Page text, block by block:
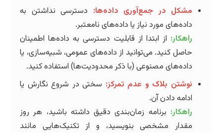
مشکل در جمع‌آوری داده‌ها: دسترسی نداشتن به
داده‌های مورد نیاز یا داده‌های نامعتبر.
راهکار: از ابتدا از قابلیت دسترسی به داده‌ها اطمینان
حاصل کنید. می‌توانید از داده‌های عمومی، شبیه‌سازی، یا
داده‌های مصنوعی (با ذکر محدودیت‌ها) استفاده کنید.
نوشتن بلاک و عدم تمرکز: سختی در شروع نگارش یا
ادامه دادن آن.
راهکار: برنامه زمان‌بندی دقیق داشته باشید، هر روز
مقدار مشخصی بنویسید، و از تکنیک‌هایی مانند